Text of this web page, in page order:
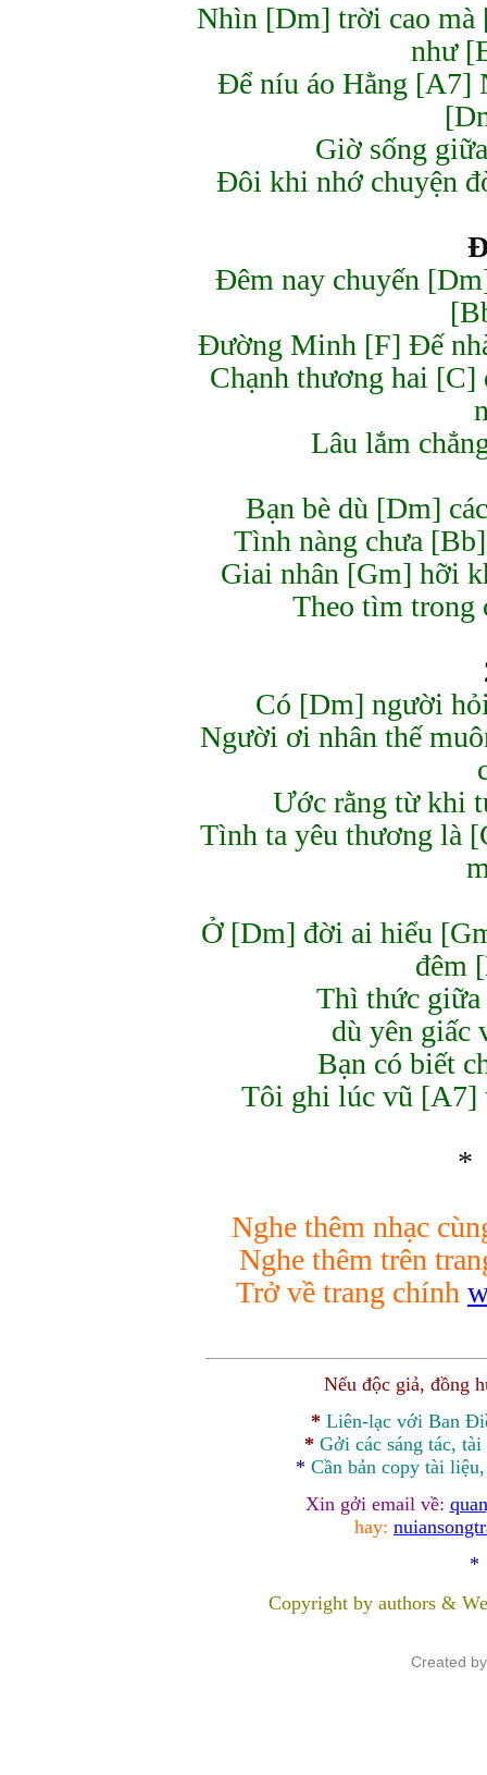
Nhìn [Dm] trời cao mà
như
Để níu áo Hằng [A7]
Giờ sống
Đôi khi nhớ chuyện
Đêm nay chuyến
Đường Minh [F] Đế
Chạnh thương hai
Lâu lắm
Bạn bè dù [Dm]
Tình nàng chưa
Giai nhân [Gm] hỡi
Theo tìm trong
Có [Dm] người
Người ơi nhân thế
Ước rằng từ khi
Tình ta yêu thương là
Ở [Dm] đời ai hiểu
đêm
Thì thức
dù yên giấc
Bạn có biết
Tôi ghi lúc vũ [A7]
*
Nghe thêm nhạc
Nghe thêm trên
Trở về trang chính
Nếu độc giả, đồng
* Liên-lạc với Ban
* Gởi các sáng tác,
* Cần bản copy tài
Xin gởi email về:
hay:
*
Copyright by authors &
Created